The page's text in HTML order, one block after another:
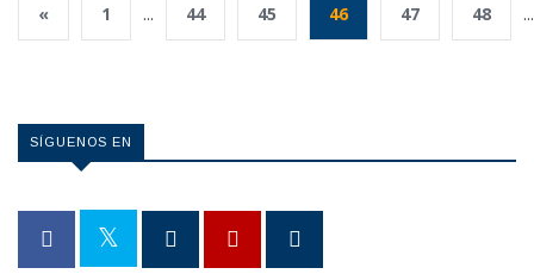
« 1 ... 44 45 46 47 48 ...
SÍGUENOS EN